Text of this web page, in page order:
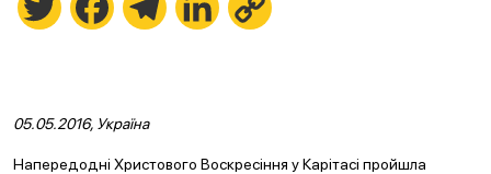
Twitter FacebookTelegramLinkedIn
05.05.2016, Україна
Напередодні Христового Воскресіння у Карітасі пройшла